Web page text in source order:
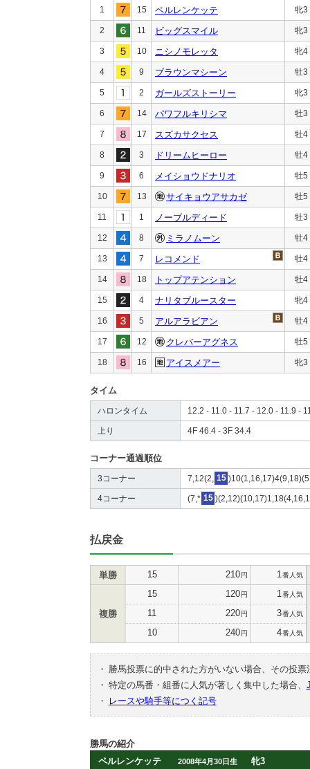
1 15 ペルレンケッテ 牝3
2 11 ビッグスマイル 牝3
3 10 ニシノモレッタ 牝4
4 9 ブラウンマシーン 牡3
5 2 ガールズストーリー 牝3
6 14 パワフルキリシマ 牡3
7 17 スズカサクセス 牡4
8 3 ドリームヒーロー 牡4
9 6 メイショウドナリオ 牡5
10 13 サイキョウアサカゼ 牡5
11 1 ノーブルディード 牡3
12 8 ミラノムーン 牡4
13 7 レコメンド 牡4
14 18 トップアテンション 牡4
15 4 ナリタブルースター 牝4
16 5 アルアラビアン 牡4
17 12 クレバーアグネス 牡5
18 16 アイスメアー 牝3
タイム
ハロンタイム 12.2 - 11.0 - 11.7 - 12.0 - 11.9 -
上り 4F 46.4 - 3F 34.4
コーナー通過順位
3コーナー 7,12(2, 15
4コーナー (7,* 15
払戻金
単勝 15 210円 1 番人気
複勝
15 120円 1 番人気
11 220円 3番人気
10 240円 4番人気
・
勝馬投票に的中された方がいない場合、その投
・ 特定の馬番・組番に人気が著しく集中した場合、
・
レースや騎手等につく記号
勝馬の紹介
ペルレンケッテ
2008年4月30日生 牝3